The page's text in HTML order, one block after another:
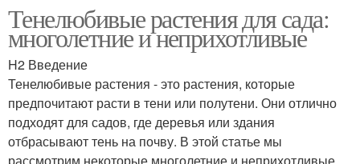
Тенелюбивые растения для сада:
многолетние и неприхотливые
H2 Введение
Тенелюбивые растения - это растения, которые
предпочитают расти в тени или полутени. Они отлично
подходят для садов, где деревья или здания
отбрасывают тень на почву. В этой статье мы